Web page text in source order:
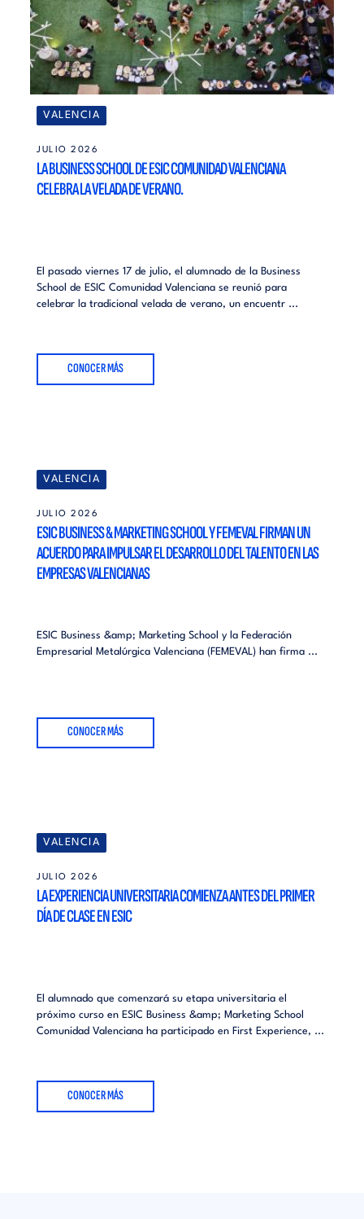
VALENCIA
JULIO 2026
LA BUSINESS SCHOOL DE ESIC COMUNIDAD VALENCIANA
CELEBRA LA VELADA DE VERANO.
El pasado viernes 17 de julio, el alumnado de la Business
School de ESIC Comunidad Valenciana se reunió para
celebrar la tradicional velada de verano, un encuentr ...
CONOCER MÁS
VALENCIA
JULIO 2026
ESIC BUSINESS & MARKETING SCHOOL Y FEMEVAL FIRMAN UN
ACUERDO PARA IMPULSAR EL DESARROLLO DEL TALENTO EN LAS
EMPRESAS VALENCIANAS
ESIC Business &amp; Marketing School y la Federación
Empresarial Metalúrgica Valenciana (FEMEVAL) han firma ...
CONOCER MÁS
VALENCIA
JULIO 2026
LA EXPERIENCIA UNIVERSITARIA COMIENZA ANTES DEL PRIMER
DÍA DE CLASE EN ESIC
El alumnado que comenzará su etapa universitaria el
próximo curso en ESIC Business &amp; Marketing School
Comunidad Valenciana ha participado en First Experience, ...
CONOCER MÁS